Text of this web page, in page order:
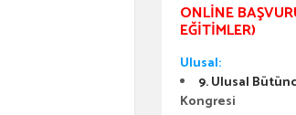
ONLINE
EĞITIMLER)
Ulusal:
9. Ulusal
Kongresi